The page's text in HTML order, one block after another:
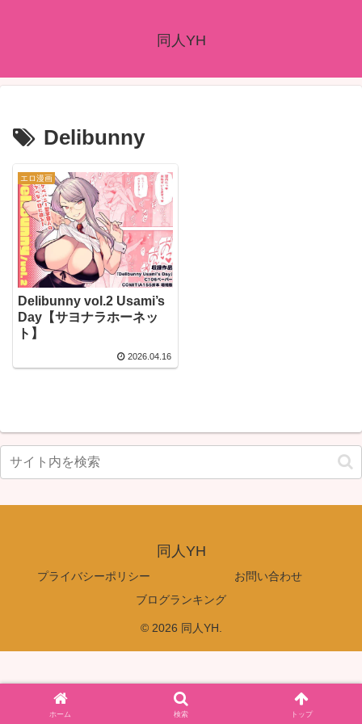
同人YH
Delibunny
エロ漫画
Delibunny vol.2 Usami’s
Day【サヨナラホーネッ
ト】
2026.04.16
同人YH
プライバシーポリシー
お問い合わせ
ブログランキング
© 2026 同人YH.
ホーム 検索 トップ